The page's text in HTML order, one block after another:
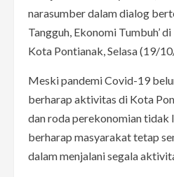
narasumber dalam dialog
Tangguh, Ekonomi Tumbuh’
Kota Pontianak, Selasa (19/
Meski pandemi Covid-19
berharap aktivitas di Kota
dan roda perekonomian tidak
berharap masyarakat tetap
dalam menjalani segala